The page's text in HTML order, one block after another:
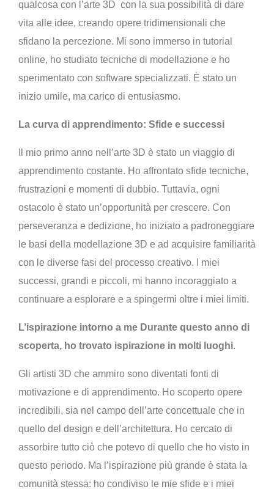
qualcosa con l’arte 3D con la sua possibilità di dare
vita alle idee, creando opere tridimensionali che
sfidano la percezione. Mi sono immerso in tutorial
online, ho studiato tecniche di modellazione e ho
sperimentato con software specializzati. È stato un
inizio umile, ma carico di entusiasmo.
La curva di apprendimento: Sfide e successi
Il mio primo anno nell’arte 3D è stato un viaggio di
apprendimento costante. Ho affrontato sfide tecniche,
frustrazioni e momenti di dubbio. Tuttavia, ogni
ostacolo è stato un’opportunità per crescere. Con
perseveranza e dedizione, ho iniziato a padroneggiare
le basi della modellazione 3D e ad acquisire familiarità
con le diverse fasi del processo creativo. I miei
successi, grandi e piccoli, mi hanno incoraggiato a
continuare a esplorare e a spingermi oltre i miei limiti.
L’ispirazione intorno a me Durante questo anno di
scoperta, ho trovato ispirazione in molti luoghi.
Gli artisti 3D che ammiro sono diventati fonti di
motivazione e di apprendimento. Ho scoperto opere
incredibili, sia nel campo dell’arte concettuale che in
quello del design e dell’architettura. Ho cercato di
assorbire tutto ciò che potevo di quello che ho visto in
questo periodo. Ma l’ispirazione più grande è stata la
comunità stessa: ho condiviso le mie sfide e i miei